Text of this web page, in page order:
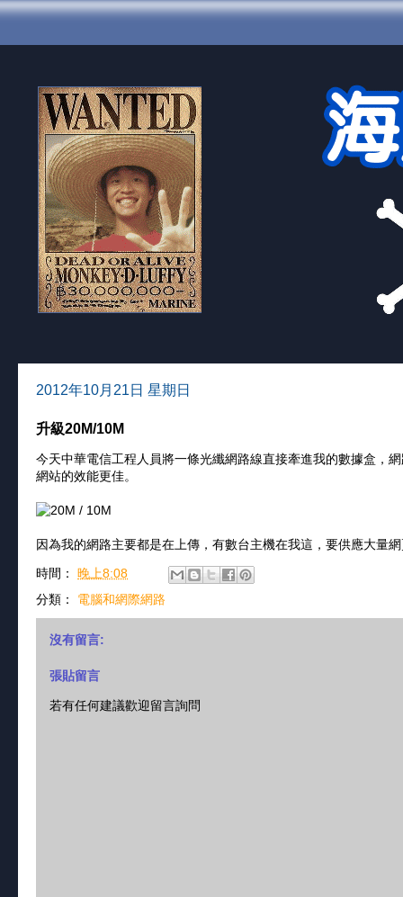
2012年10月21日 星期日
升級20M/10M
今天中華電信工程人員將一條光纖網路線直接牽進我的數據盒，
網站的效能更佳。
因為我的網路主要都是在上傳，有數台主機在我這，要供應大量
時間： 晚上8:08
分類： 電腦和網際網路
沒有留言:
張貼留言
若有任何建議歡迎留言詢問